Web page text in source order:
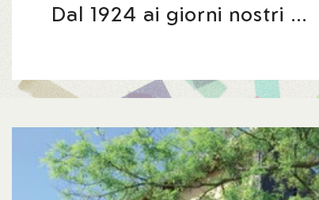
Dal 1924 ai giorni nostri …